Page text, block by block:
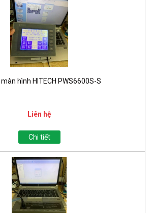
hình HITECH PWS6600S-S
Liên hệ
Chi tiết